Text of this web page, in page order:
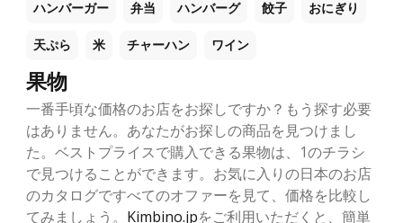
ハンバーガー 弁当 ハンバーグ 餃子 おにぎり
天ぷら 米 チャーハン ワイン
果物
一番手頃な価格のお店をお探しですか？もう探す必要
はありません。あなたがお探しの商品を見つけまし
た。ベストプライスで購入できる果物は、1のチラシ
で見つけることができます。お気に入りの日本のお店
のカタログですべてのオファーを見て、価格を比較し
てみましょう。 Kimbino.jpをご利用いただくと、簡単